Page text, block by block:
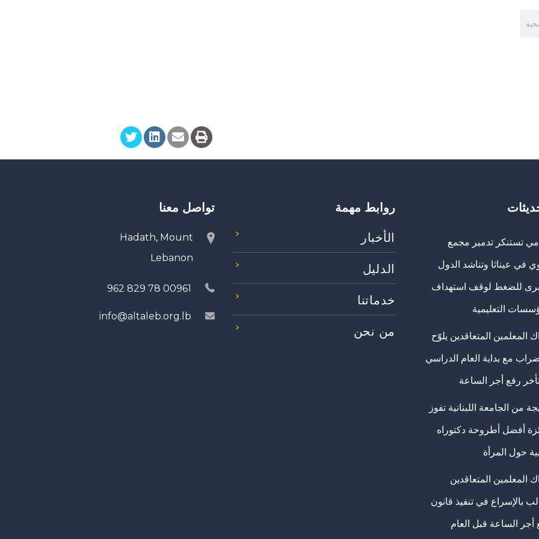
تستنكر تدمير مجمع
في عيناثا وتناشد الدول
للضغط لوقف استهداف
التعليمية
المعلمين المتعاقدين يلوّح
مع بداية العام الدراسي
تأخر رفع أجر الساعة
من الجامعة اللبنانية تفوز
أفضل أطروحة دكتوراه
حول المرأة
المعلمين المتعاقدين
بالإسراع في تنفيذ قانون
أجر الساعة قبل العام
روابط مهمة
الأخبار
الدليل
خدماتنا
من نحن
تواصل معنا
Hadath, Mount
Lebanon
00961 78 829 962
info@altaleb.org.lb